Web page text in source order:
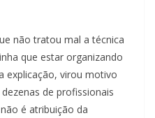
não tratou mal a técnica
que estar organizando
explicação, virou motivo
de profissionais
é atribuição da